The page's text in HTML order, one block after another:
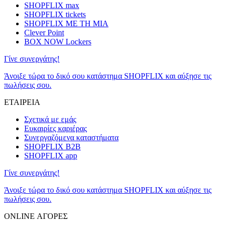
SHOPFLIX max
SHOPFLIX tickets
SHOPFLIX ΜΕ ΤΗ ΜΙΑ
Clever Point
BOX NOW Lockers
Γίνε συνεργάτης!
Άνοιξε τώρα το δικό σου κατάστημα SHOPFLIX και αύξησε τις
πωλήσεις σου.
ΕΤΑΙΡΕΙΑ
Σχετικά με εμάς
Ευκαιρίες καριέρας
Συνεργαζόμενα καταστήματα
SHOPFLIX B2B
SHOPFLIX app
Γίνε συνεργάτης!
Άνοιξε τώρα το δικό σου κατάστημα SHOPFLIX και αύξησε τις
πωλήσεις σου.
ONLINE ΑΓΟΡΕΣ